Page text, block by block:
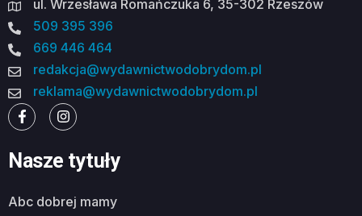
ul. Wrzesława Romańczuka 6, 35-302 Rzeszów
509 395 396
669 446 464
redakcja@wydawnictwodobrydom.pl
reklama@wydawnictwodobrydom.pl
Nasze tytuły
abc dobrej mamy